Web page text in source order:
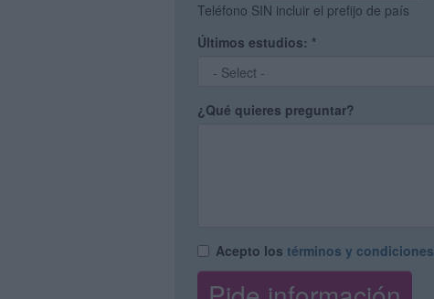
Teléfono SIN incluir el prefijo de país
Últimos estudios: *
¿Qué quieres preguntar?
Acepto los términos y condiciones